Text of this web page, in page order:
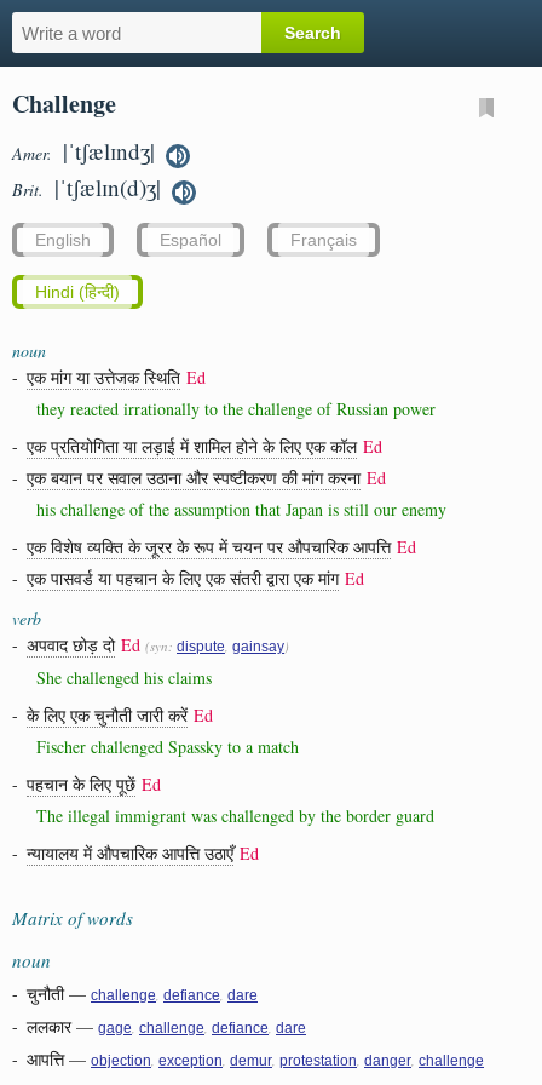
Challenge
Amer. |ˈtʃælɪndʒ|
Brit. |ˈtʃælɪn(d)ʒ|
English Español Français
Hindi (हिन्दी)
noun
- एक मांग या उत्तेजक स्थिति Ed
they reacted irrationally to the challenge of Russian power
- एक प्रतियोगिता या लड़ाई में शामिल होने के लिए एक कॉल Ed
- एक बयान पर सवाल उठाना और स्पष्टीकरण की मांग करना Ed
his challenge of the assumption that Japan is still our enemy
- एक विशेष व्यक्ति के जूरर के रूप में चयन पर औपचारिक आपत्ति Ed
- एक पासवर्ड या पहचान के लिए एक संतरी द्वारा एक मांग Ed
verb
- अपवाद छोड़ दो Ed (syn: dispute gainsay)
She challenged his claims
- के लिए एक चुनौती जारी करें Ed
Fischer challenged Spassky to a match
- पहचान के लिए पूछें Ed
The illegal immigrant was challenged by the border guard
- न्यायालय में औपचारिक आपत्ति उठाएँ Ed
Matrix of words
noun
- चुनौती— challenge defiance dare
- ललकार— gage challenge defiance dare
- आपत्ति— objection exception demur protestation danger challenge